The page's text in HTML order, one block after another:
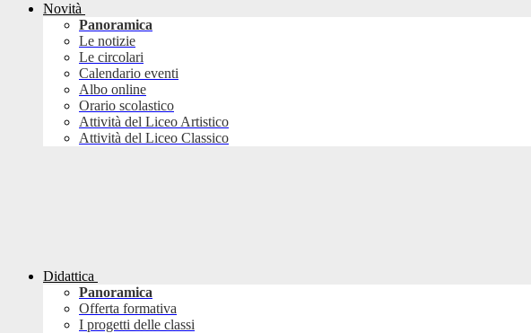
Novità
Panoramica
Le notizie
Le circolari
Calendario eventi
Albo online
Orario scolastico
Attività del Liceo Artistico
Attività del Liceo Classico
Didattica
Panoramica
Offerta formativa
I progetti delle classi